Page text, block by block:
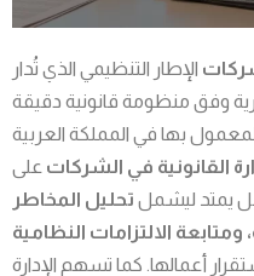
الإطار التنظيمي الذي تُدار
وفق منظومة قانونية دقيقة
بها في المملكة العربية
القانونية في الشركات على
بل يمتد ليشمل تحليل المخاطر
ومتابعة الالتزامات النظامية
أعمالها. كما تسهم الإدارة